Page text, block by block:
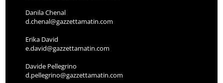
Danila Chenal
d.chenal@gazzettamatin.com
Erika David
e.david@gazzettamatin.com
Davide Pellegrino
d.pellegrino@gazzettamatin.com